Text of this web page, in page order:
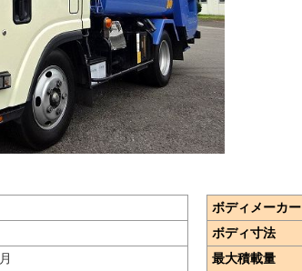
ボディメーカー
ボディ寸法
最大積載量